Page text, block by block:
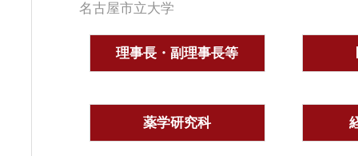
名古屋市立大学
理事長・副理事長等
薬学研究科